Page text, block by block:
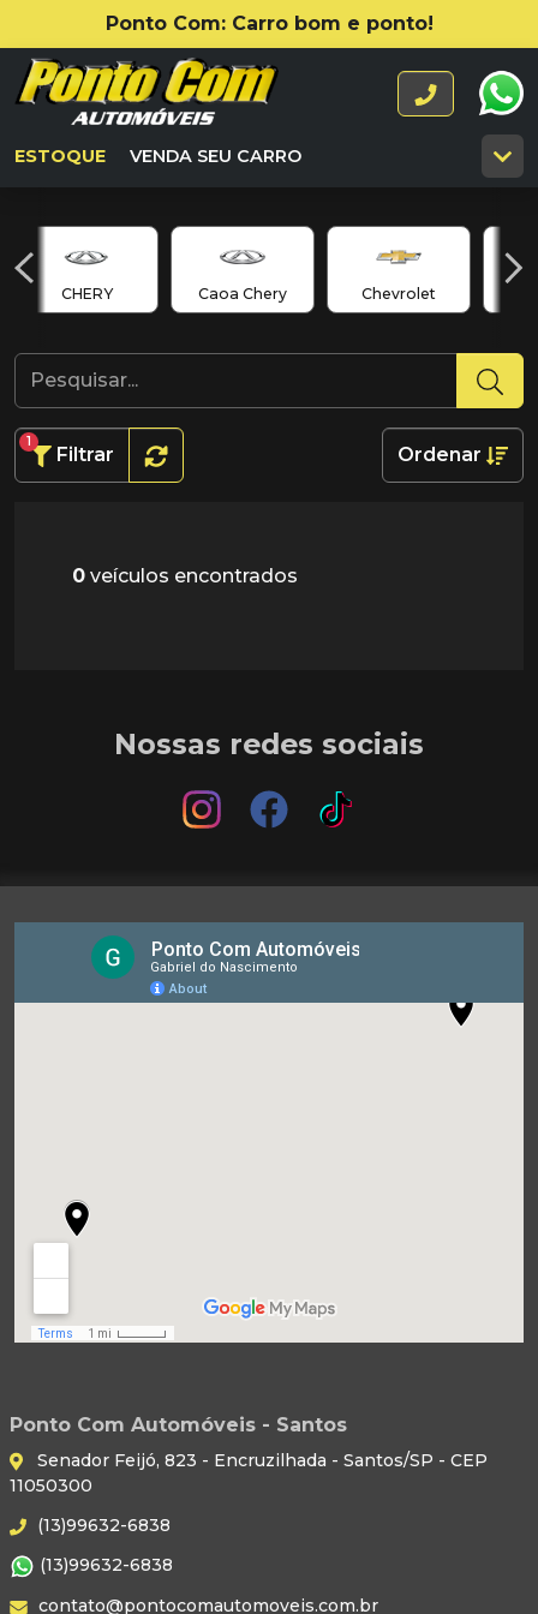
Ponto Com: Carro bom e ponto!
ESTOQUE VENDA SEU CARRO
CHERY Caoa Chery Chevrolet
Filtrar
1
Ordenar
0 veículos encontrados
Nossas redes sociais
Ponto Com Automóveis - Santos
Senador Feijó, 823 - Encruzilhada - Santos/SP - CEP
11050300
(13)99632-6838
(13)99632-6838
contato@pontocomautomoveis.com.br